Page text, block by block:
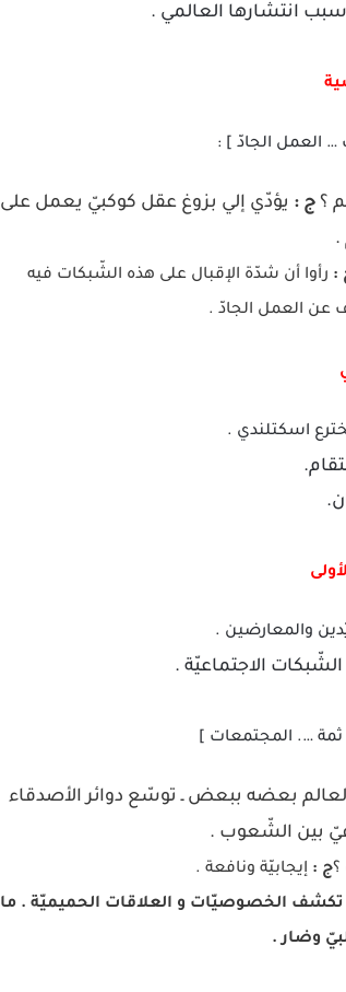
انتشارها العالمي .
… العمل الجادّ ] :
؟ ج : يؤدّي إلي بزوغ عقل كوكبيّ يعمل على
.
: رأوا أن شدّة الإقبال على هذه الشّبكات فيه
عن العمل الجادّ .
اسكتلندي .
والمعارضين .
الاجتماعيّة .
…. المجتمعات ]
بعضه ببعض ـ توسّع دوائر الأصدقاء
بين الشّعوب .
؟ج : إيجابيّة ونافعة .
تكشف الخصوصيّات و العلاقات الحميميّة . ما
وضار .